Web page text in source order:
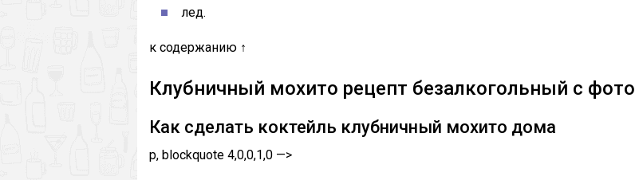
лед.
к содержанию ↑
Клубничный мохито рецепт безалкогольный с фото
Как сделать коктейль клубничный мохито дома
p, blockquote 4,0,0,1,0 —>